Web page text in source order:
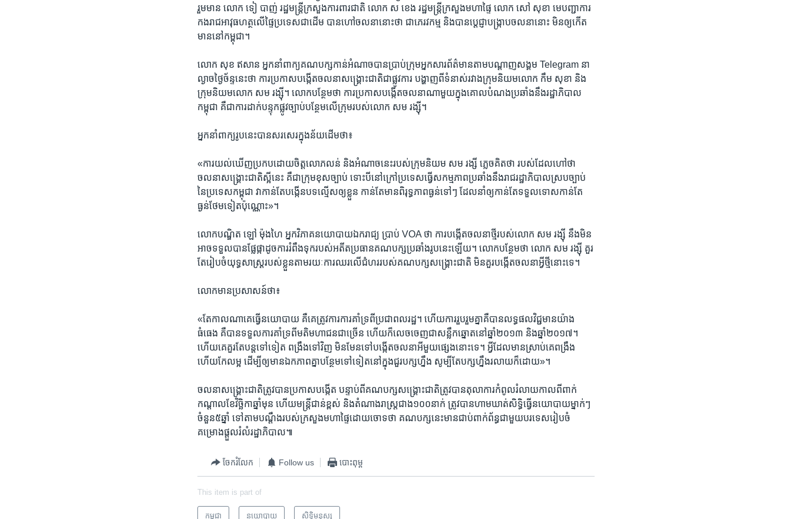
រួម​មាន លោក ទៀ បាញ់ រដ្ឋមន្រ្តី​ក្រសួង​ការពារ​ជាតិ​ លោក ស ខេង រដ្ឋមន្រ្តី​ក្រសួង​មហាផ្ទៃ លោក សៅ សុខា មេ​បញ្ជាការ​
កង​រាជ​អាវុធហត្ថ​លើ​ផ្ទៃ​ប្រទេស​ជាដើម បាន​ហៅ​ចលនា​នោះថា ជា​ភេរវកម្ម និង​បានប្តេជ្ញា​បង្រ្កាបចលនា​នោះ មិន​ឲ្យ​កើត​
មាន​នៅ​កម្ពុជា។
លោក សុខ ឥសាន អ្នក​នាំ​ពាក្យ​គណបក្ស​កាន់​អំណាច​បាន​ប្រាប់​ក្រុម​អ្នក​សារព័ត៌មានតាម​បណ្តាញ​សង្គម​ Telegram នា​
ល្ងាច​ថ្ងៃ​ច័ន្ទ​នេះ​ថា​ ការ​ប្រកាស​បង្កើត​ចលនា​សង្គ្រោះ​ជាតិ​ជា​ផ្លូវការ​ បង្ហាញ​ពីទំនាស់​រវាងក្រុម​និយម​លោក កឹម សុខា និង​
ក្រុម​និយម​លោក សម រង្ស៊ី។ លោក​បន្ថែម​ថា ការ​ប្រកាសបង្កើតចលនា​ណា​មួយក្នុង​គោលបំណង​ប្រឆាំង​នឹង​រដ្ឋាភិបាល​
កម្ពុជា គឺ​ជា​ការ​ដាក់​បន្ទុក​ផ្លូវ​ច្បាប់​បន្ថែម​លើ​ក្រុម​របស់​លោក សម រង្ស៊ី។​
អ្នក​នាំ​ពាក្យ​រូប​នេះ​បានសរសេរក្នុង​ន័យ​ដើម​ថា៖
«ការ​យល់​ឃើញ​ប្រកប​ដោយ​ចិត្ត​លោភ​លន់ និង​អំណាច​នេះ​របស់​ក្រុម​និយម សម រង្សី ភ្លេច​គិត​ថា របស់​ដែល​ហៅ​ថា​
ចលនា​សង្គ្រោះ​ជាតិ​ស្អី​នេះ គឺជា​ក្រុម​ខុស​ច្បាប់ ទោះ​បី​នៅ​ក្រៅ​ប្រទេស​ធ្វើ​សកម្មភាព​ប្រឆាំង​នឹង​រាជរដ្ឋាភិបាល​ស្របច្បាប់​
នៃ​ប្រទេស​កម្ពុជា វា​កាន់​តែ​បង្កើន​បទល្មើស​ឲ្យ​ខ្លួន កាន់​តែ​មាន​ពិរុទ្ធភាព​ធ្ងន់​ទៅៗ ដែល​នាំ​ឲ្យ​កាន់​តែ​ទទួល​ទោស​កាន់​តែ​
ធ្ងន់​ថែម​ទៀត​ប៉ុណ្ណោះ»។
​លោក​បណ្ឌិត ឡៅ ម៉ុងហៃ អ្នកវិភាគ​នយោបាយ​ឯករាជ្យ ប្រាប់ VOA ថា ការ​បង្កើត​ចលនា​ថ្មី​របស់​លោក សម រង្ស៊ី នឹង​មិន​
អាច​ទទួល​បាន​ផ្លែផ្កាដូច​ការ​រំពឹង​ទុក​របស់​អតីត​ប្រធាន​គណបក្ស​ប្រឆាំង​រូប​នេះ​ឡើយ។ លោក​បន្ថែម​ថា លោក សម រង្ស៊ី គួរ​
តែ​រៀបចំ​យុទ្ធសាស្រ្ត​របស់​ខ្លួន​តាម​រយៈ​ការ​ឈរ​លើ​ជំហរ​របស់​គណបក្ស​សង្គ្រោះជាតិ ​មិន​គួរ​បង្កើត​ចលនា​អ្វី​ថ្មី​នោះ​ទេ។
លោក​មាន​ប្រសាសន៍​ថា៖
«តែ​កាលណា​គេ​ធ្វើ​នយោបាយ គឺ​គេ​ត្រូវ​ការ​ការ​គាំទ្រ​ពី​ប្រជាពលរដ្ឋ។ ហើយ​ការ​រួបរួម​គ្នា​គឺ​បាន​លទ្ធផល​វិជ្ជមាន​យ៉ាង​
ធំធេង គឺ​បាន​ទទួល​ការ​គាំទ្រ​ពី​មតិ​មហាជន​ជាច្រើន ហើយ​ក៏លេច​ចេញ​ជា​សន្លឹក​ឆ្នោត​នៅ​ឆ្នាំ​២០១៣ និង​ឆ្នាំ​២០១៧។
ហើយ​គេ​គួរ​តែ​បន្ត​ទៅ​ទៀត ​ពង្រឹង​ទៅ​វិញ មិនមែន​ទៅ​បង្កើត​ចលនា​អី​មួយផ្សេង​នោះ​ទេ។ អ្វី​ដែល​មាន​ស្រាប់​គេ​ពង្រឹង
ហើយ​កែ​លម្អ ដើម្បី​ឲ្យ​មាន​ឯកភាព​គ្នា​បន្ថែម​ទៅ​ទៀត​នៅ​ក្នុង​ជួរ​បក្ស​ហ្នឹង សូម្បី​តែ​បក្ស​ហ្នឹង​រលាយ​ក៏​ដោយ»។​
ចលនា​សង្គ្រោះជាតិ​ត្រូវ​បាន​ប្រកាស​បង្កើត​ ​បន្ទាប់​ពី​គណបក្ស​សង្គ្រោះជាតិ​ត្រូវ​បាន​តុលាការ​កំពូល​រំលាយ​កាល​ពី​ពាក់​
កណ្តាល​ខែ​វិច្ឆិកា​ឆ្នាំ​មុន ​ហើយ​មន្រ្តី​ជាន់​ខ្ពស់​ ​និង​តំណាងរាស្រ្តជាង​១០០នាក់​ ​ត្រូវ​បាន​ហាមឃាត់​សិទ្ធិ​ធ្វើ​នយោបាយ​ម្នាក់ៗ​
ចំនួន​៥​ឆ្នាំ​ ​ទៅ​តាម​បណ្តឹង​របស់​ក្រសួងមហាផ្ទៃដោយ​ចោទ​ថា​ គណបក្ស​នេះ​មាន​ជាប់​ពាក់ព័ន្ធ​ជាមួយ​បរទេស​រៀបចំ​
គម្រោង​ផ្តួល​រំលំ​រដ្ឋាភិបាល៕
ចែករំលែក Follow us បោះពុម្ព
This item is part of
កម្ពុជា នយោបាយ សិទ្ធិ​មនុស្ស